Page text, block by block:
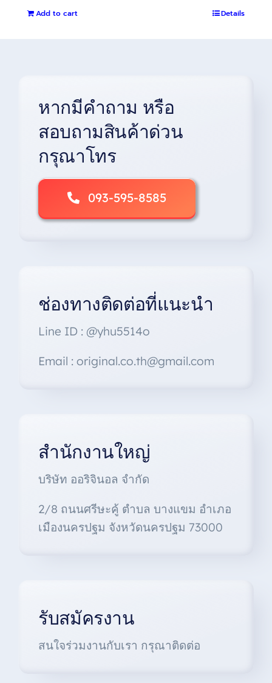
was:
Add to cart Details
หากมีคำถาม หรือ
สอบถามสินค้าด่วน
กรุณาโทร
093-595-8585
ช่องทางติดต่อที่แนะนำ
Line ID : @yhu5514o
Email : original.co.th@gmail.com
สำนักงานใหญ่
บริษัท ออริจินอล จำกัด
2/8 ถนนศรีษะคู้ ตำบล บางแขม อำเภอ
เมืองนครปฐม จังหวัดนครปฐม 73000
รับสมัครงาน
สนใจร่วมงานกับเรา กรุณาติดต่อ